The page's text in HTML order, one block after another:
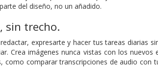
del diseño, no un añadido.
sin trecho.
expresarte y hacer tus tareas diarias
Crea imágenes nunca vistas con los
como comparar transcripciones de audio con